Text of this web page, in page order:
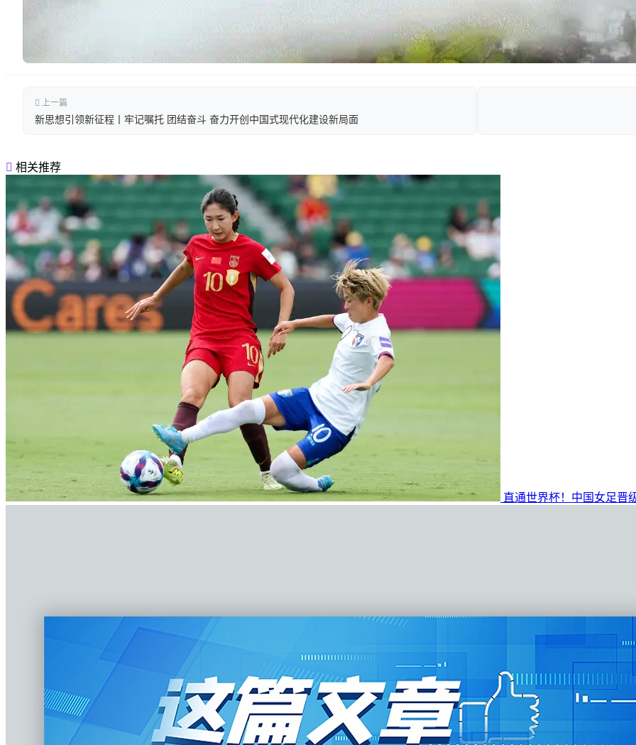
上一篇
新思想引领新征程丨牢记嘱托 团结奋斗 奋力开创中国式现代化建设新局面
相关推荐
直通世界杯！中国女足晋